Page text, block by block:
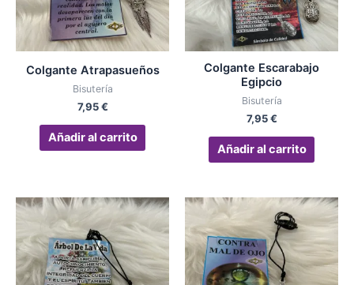
Colgante Atrapasueños
Bisutería
7,95€
Añadir al carrito
Colgante Escarabajo
Egipcio
Bisutería
7,95€
Añadir al carrito